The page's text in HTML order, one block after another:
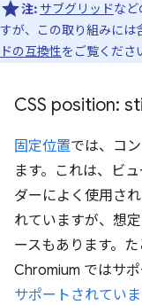
注: サブグリッドな
すが、この取り組みには
ドの互換性をご覧くださ
CSS position:
固定位置では、コ
ます。これは、ビ
ダーによく使用さ
れていますが、想
ースもあります。た
Chromium ではサ
サポートされてい